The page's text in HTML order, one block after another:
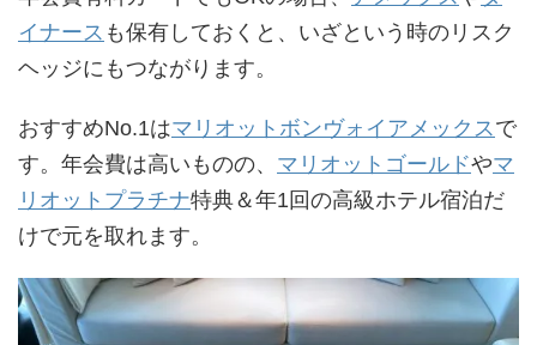
イナース も保有しておくと、いざという時のリスク
ヘッジにもつながります。
おすすめNo.1はマリオットボンヴォイアメックスで
す。年会費は高いものの、 マリオットゴールドやマ
リオットプラチナ特典＆年1回の高級ホテル宿泊だ
けで元を取れます。